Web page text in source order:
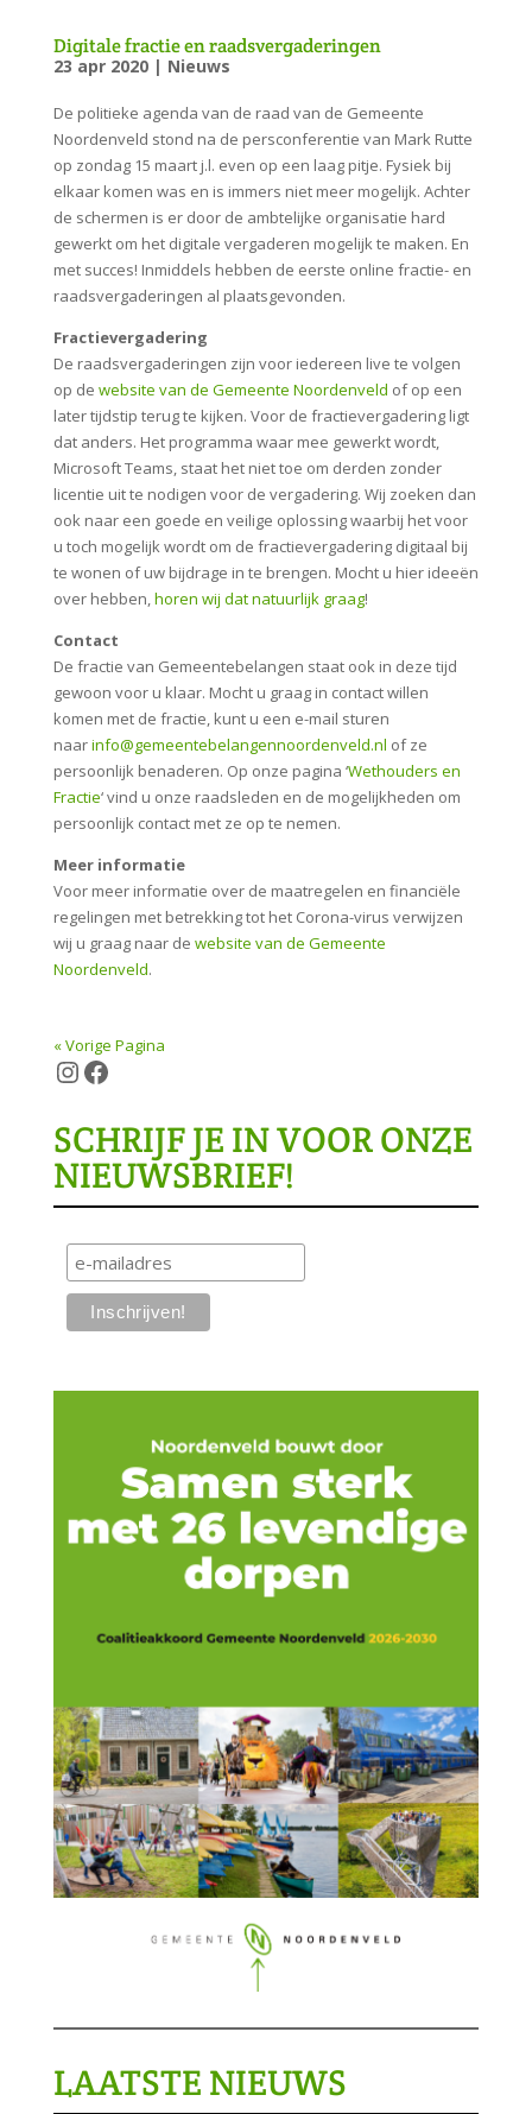
Digitale fractie en raadsvergaderingen
23 apr 2020| Nieuws
De politieke agenda van de raad van de Gemeente
Noordenveld stond na de persconferentie van Mark Rutte
op zondag 15 maart j.l. even op een laag pitje. Fysiek bij
elkaar komen was en is immers niet meer mogelijk. Achter
de schermen is er door de ambtelijke organisatie hard
gewerkt om het digitale vergaderen mogelijk te maken. En
met succes! Inmiddels hebben de eerste online fractie- en
raadsvergaderingen al plaatsgevonden.
Fractievergadering
De raadsvergaderingen zijn voor iedereen live te volgen
op de website van de Gemeente Noordenveld of op een
later tijdstip terug te kijken. Voor de fractievergadering ligt
dat anders. Het programma waar mee gewerkt wordt,
Microsoft Teams, staat het niet toe om derden zonder
licentie uit te nodigen voor de vergadering. Wij zoeken dan
ook naar een goede en veilige oplossing waarbij het voor
u toch mogelijk wordt om de fractievergadering digitaal bij
te wonen of uw bijdrage in te brengen. Mocht u hier ideeën
over hebben,horen wij dat natuurlijk graag!
Contact
De fractie van Gemeentebelangen staat ook in deze tijd
gewoon voor u klaar. Mocht u graag in contact willen
komen met de fractie, kunt u een e-mail sturen
naarinfo@gemeentebelangennoordenveld.nl of ze
persoonlijk benaderen. Op onze pagina ‘Wethouders en
Fractie‘ vind u onze raadsleden en de mogelijkheden om
persoonlijk contact met ze op te nemen.
Meer informatie
Voor meer informatie over de maatregelen en financiële
regelingen met betrekking tot het Corona-virus verwijzen
wij u graag naar de website van de Gemeente
Noordenveld.
« Vorige Pagina
Instagram
Facebook
SCHRIJF JE IN VOOR ONZE
NIEUWSBRIEF!
LAATSTE NIEUWS